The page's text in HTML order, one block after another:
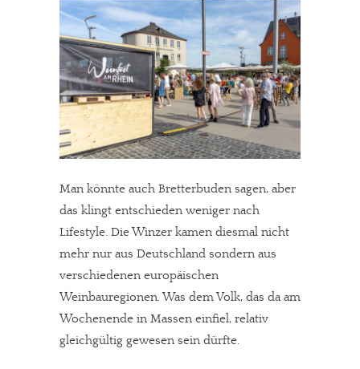
Man könnte auch Bretterbuden sagen, aber
das klingt entschieden weniger nach
Lifestyle. Die Winzer kamen diesmal nicht
mehr nur aus Deutschland sondern aus
verschiedenen europäischen
Weinbauregionen. Was dem Volk, das da am
Wochenende in Massen einfiel, relativ
gleichgültig gewesen sein dürfte.